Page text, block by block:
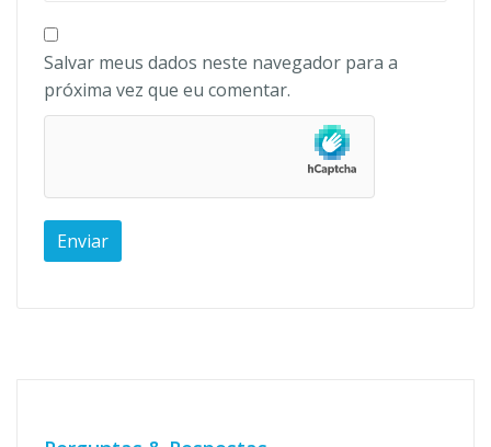
Salvar meus dados neste navegador para a
próxima vez que eu comentar.